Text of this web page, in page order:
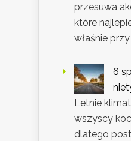
przesuwa
które
właśnie przy
6
Letnie
wszyscy
dlatego